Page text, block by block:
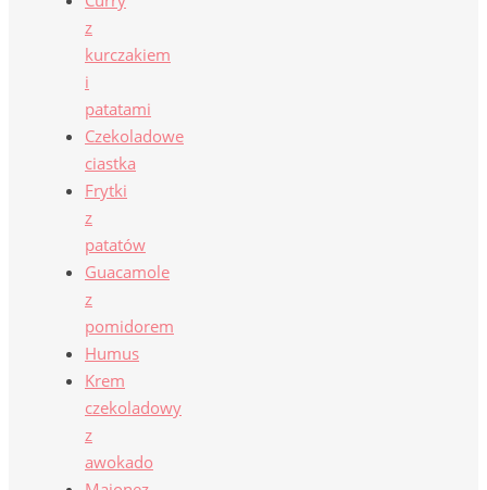
z
kurczakiem
i
patatami
Czekoladowe
ciastka
Frytki
z
patatów
Guacamole
z
pomidorem
Humus
Krem
czekoladowy
z
awokado